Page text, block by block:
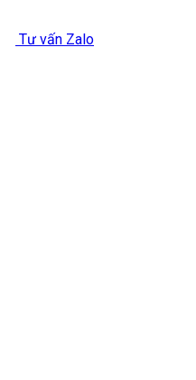
Tư vấn Zalo